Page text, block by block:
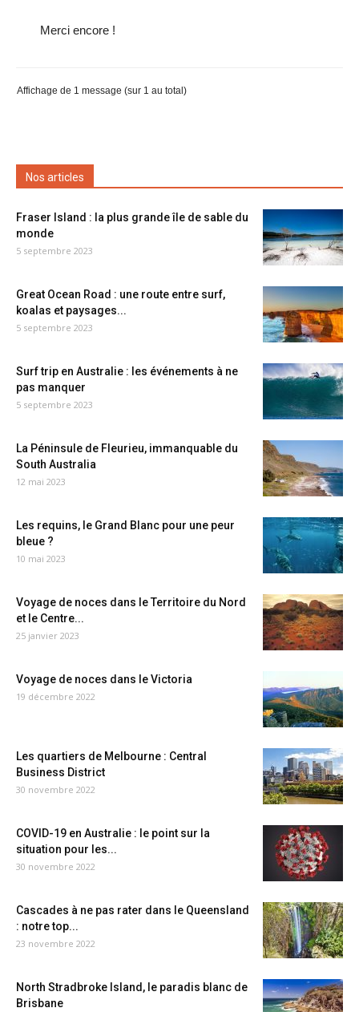
Merci encore !
Affichage de 1 message (sur 1 au total)
Nos articles
Fraser Island : la plus grande île de sable du
monde
5 septembre 2023
Great Ocean Road : une route entre surf,
koalas et paysages...
5 septembre 2023
Surf trip en Australie : les événements à ne
pas manquer
5 septembre 2023
La Péninsule de Fleurieu, immanquable du
South Australia
12 mai 2023
Les requins, le Grand Blanc pour une peur
bleue ?
10 mai 2023
Voyage de noces dans le Territoire du Nord
et le Centre...
25 janvier 2023
Voyage de noces dans le Victoria
19 décembre 2022
Les quartiers de Melbourne : Central
Business District
30 novembre 2022
COVID-19 en Australie : le point sur la
situation pour les...
30 novembre 2022
Cascades à ne pas rater dans le Queensland
: notre top...
23 novembre 2022
North Stradbroke Island, le paradis blanc de
Brisbane